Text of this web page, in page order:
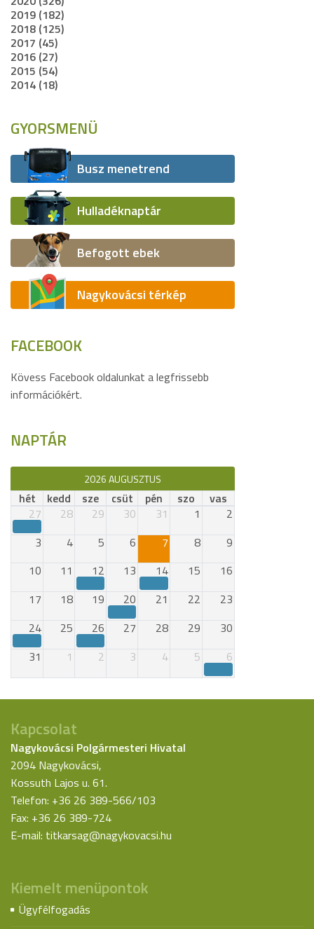
2019 (182)
2018 (125)
2017 (45)
2016 (27)
2015 (54)
2014 (18)
GYORSMENÜ
Busz menetrend
Hulladéknaptár
Befogott ebek
Nagykovácsi térkép
FACEBOOK
Kövess Facebook oldalunkat a legfrissebb
információkért.
NAPTÁR
2026 AUGUSZTUS
hét kedd sze csüt pén szo
vas
27
28 29 30 31 1
2
3
4 5 6 7 8
9
10
11 12 13 14 15
16
17
18 19 20 21 22
23
24
25 26 27 28 29
30
31
1 2 3 4 5 6
Kapcsolat
Nagykovácsi Polgármesteri Hivatal
2094 Nagykovácsi,
Kossuth Lajos u. 61.
Telefon: +36 26 389-566/103
Fax: +36 26 389-724
E-mail: titkarsag@nagykovacsi.hu
Kiemelt menüpontok
Ügyfélfogadás